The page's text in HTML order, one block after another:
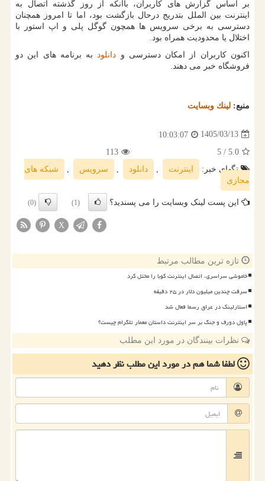
بر اساس گزارش های کاربران، باآنکه از روز گذشته اتصال به
اینترنت بین الملل بتدریج درحال بازگشت بود، اما تا امروز همچنان
دسترسی به برخی سرویس ها همچون گوگل پلی و اپ استور با
اختلال یا محدودیت همراه بود.
اکنون کاربران از امکان دسترسی و دانلودبه برنامه های این دو
فروشگاه خبر می دهند.
منبع: لینك وبسایت
1405/03/13
10:03:07
5.0
/ 5
113
تگهای خبر:
اینترنت , دانلود , سرویس ,
شبكه های
مجازی
این پست لینک وبسایت را می پسندید؟ (1)
(0)
X
تازه ترین مطالب مرتبط
خاموشی سراسری، اتصال اینترنت کوبا را مختل کرد
سرقت چندین میلیون دلار در ۲۵ دقیقه
استارلینک در عراق رسما فعال شد
پاول دورف و جنگ بر سر اینترنت داستان معمار تلگرام چیست؟
نظرات بینندگان در مورد این مطلب
لطفا شما همدر مورد این مطلبنظر دهید